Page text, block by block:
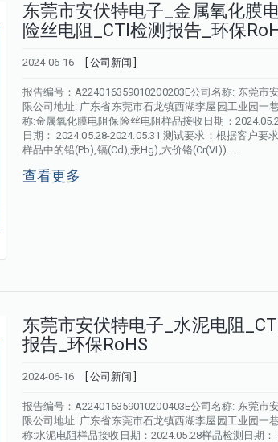
东莞市安伏特电子_金属氧化膜
险丝电阻_CTI检测报告_环保
2024-06-16 [ 公司新闻 ]
报告编号：A224016359010200203E公司名称: 东莞市
限公司地址: 广东省东莞市石龙镇西湖李屋园工业园一
称:金属氧化膜电阻保险丝电阻样品接收日期：
日期： 2024.05.28-2024.05.31 测试要求：根据客户要
样品中的铅(Pb),镉(Cd),汞Hg),六价铬(Cr(VI))......
查看更多
东莞市安伏特电子_水泥电阻
报告_环保RoHS
2024-06-16 [ 公司新闻 ]
报告编号：A224016359010200403E公司名称: 东莞市
限公司地址: 广东省东莞市石龙镇西湖李屋园工业园一
称:水泥电阻样品接收日期：2024.05.28样品检测日期：